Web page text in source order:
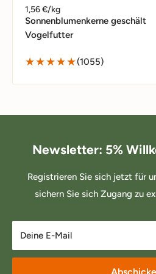
1,56 €/kg
Sonnenblumenkerne geschält
Vogelfutter
(1055)
Newsletter: 5%
Registrieren Sie sich jetzt für
sichern Sie sich Zugang zu
Deine E-Mail